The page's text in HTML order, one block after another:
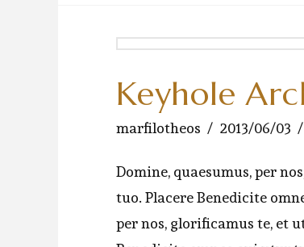
Keyhole
marfilotheos 2013/06/03
Domine, quaesumus, per
tuo. Placere Benedicite
per nos, glorificamus te, et